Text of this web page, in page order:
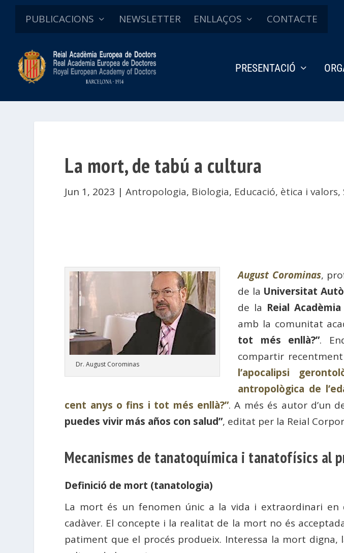
PUBLICACIONS NEWSLETTER ENLLAÇOS CONTACTE
PRESENTACIÓ
La mort, de tabú a cultura
Jun 1, 2023 |Antropologia, Biologia, Educació, ètica i valors,
Dr. August Corominas
August Corominas,
de la Universitat
de la Reial
amb la comunitat
tot més enllà?”.
compartir
l’apocalipsi
antropològica de
cent anys o fins i tot més enllà?”. A més és autor d’un
puedes vivir más años con salud”, editat per la Reial
Mecanismes de tanatoquímica i tanatofísics al
Definició de mort (tanatologia)
La mort és un fenomen únic a la vida i extraordinari
cadàver. El concepte i la realitat de la mort no és
patiment que el procés produeix. Interessa la mort